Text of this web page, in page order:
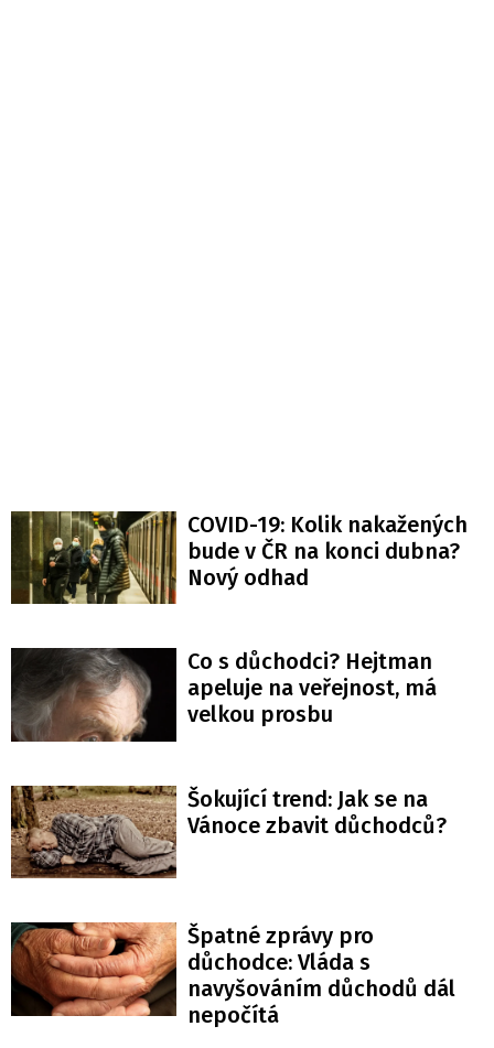
COVID-19: Kolik nakažených
bude v ČR na konci dubna?
Nový odhad
Co s důchodci? Hejtman
apeluje na veřejnost, má
velkou prosbu
Šokující trend: Jak se na
Vánoce zbavit důchodců?
Špatné zprávy pro
důchodce: Vláda s
navyšováním důchodů dál
nepočítá